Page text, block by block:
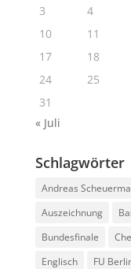
3
4
10
11
17
18
24
25
31
« Juli
Schlagwörter
Andreas
Auszeichnung
Bundesfinale
Englisch
FU